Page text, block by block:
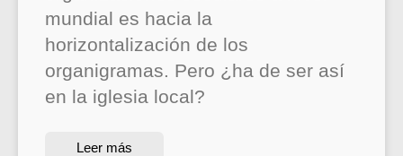
mundial es hacia la
horizontalización de los
organigramas. Pero ¿ha de ser así
en la iglesia local?
Leer más